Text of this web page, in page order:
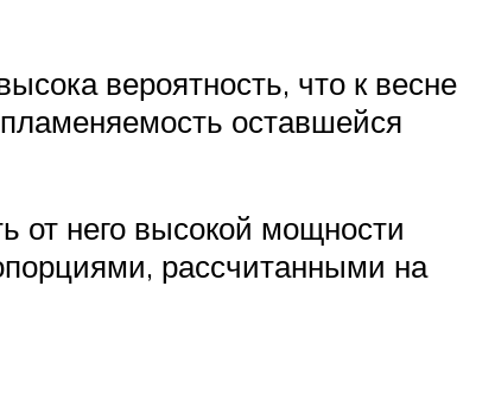
вероятность, что к весне
оставшейся
от него высокой мощности
рассчитанными на